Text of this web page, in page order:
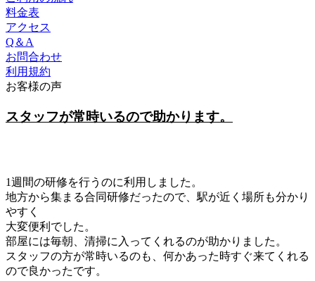
料金表
アクセス
Q＆A
お問合わせ
利用規約
お客様の声
スタッフが常時いるので助かります。
1週間の研修を行うのに利用しました。
地方から集まる合同研修だったので、駅が近く場所も分かり
やすく
大変便利でした。
部屋には毎朝、清掃に入ってくれるのが助かりました。
スタッフの方が常時いるのも、何かあった時すぐ来てくれる
ので良かったです。